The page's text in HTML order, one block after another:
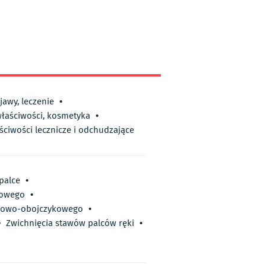
leczenie •
kosmetyka •
lecznicze i odchudzające
•
•
obojczykowego •
Zwichnięcia stawów palców ręki •